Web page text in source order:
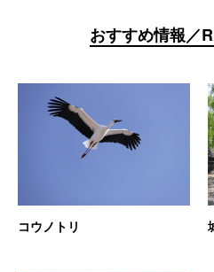
おすすめ情報／
コウノトリ